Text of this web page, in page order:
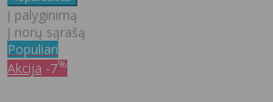
Į palyginimą
Į norų sąrašą
Populiari
Akcija -7%